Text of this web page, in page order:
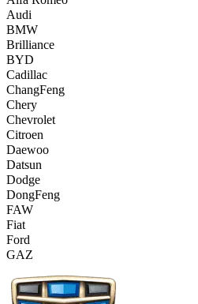
Audi
BMW
Brilliance
BYD
Cadillac
ChangFeng
Chery
Chevrolet
Citroen
Daewoo
Datsun
Dodge
DongFeng
FAW
Fiat
Ford
GAZ